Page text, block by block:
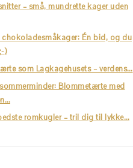
– små, mundrette kager uden
chokoladesmåkager: Én bid, og du
)
som Lagkagehusets – verdens…
Blommetærte med
romkugler – tril dig til lykke…